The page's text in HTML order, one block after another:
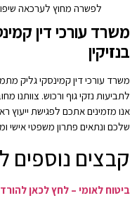
לפשרה מחוץ לערכאה
משרד עורכי דין
בנזיקין
משרד עורכי דין קמינסקי גליק
לתביעות נזקי גוף ורכוש. צוותנו
אנו מזמינים אתכם לפגישת ייעוץ
שלכם ונתאים פתרון משפטי אישי
קבצים נוספים
ביטוח לאומי – לחץ לכאן